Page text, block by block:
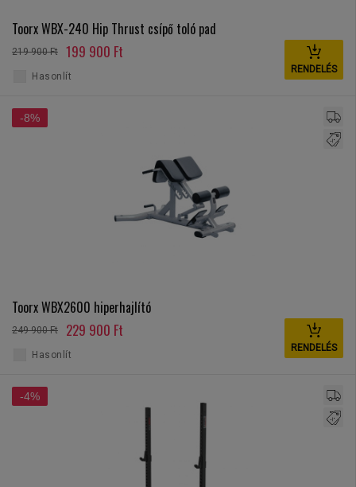
Toorx WBX-240 Hip Thrust csípő toló pad
219 900 Ft 199 900 Ft
RENDELÉS
Hasonlít
-8%
Toorx WBX2600 hiperhajlító
249 900 Ft 229 900 Ft
RENDELÉS
Hasonlít
-4%